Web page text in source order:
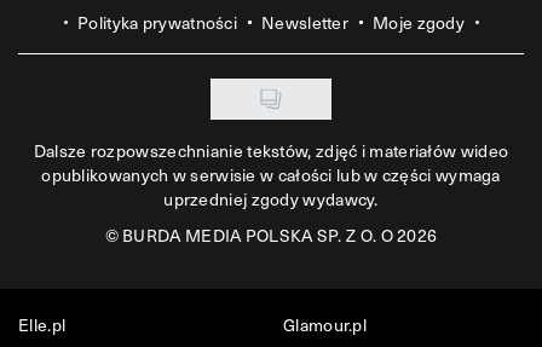
Polityka prywatności
Newsletter Moje zgody
Dalsze rozpowszechnianie tekstów, zdjęć i materiałów wideo
opublikowanych w serwisie w całości lub w części wymaga
uprzedniej zgody wydawcy.
©BURDA MEDIA POLSKA SP. Z O. O 2026
Elle.pl
Glamour.pl